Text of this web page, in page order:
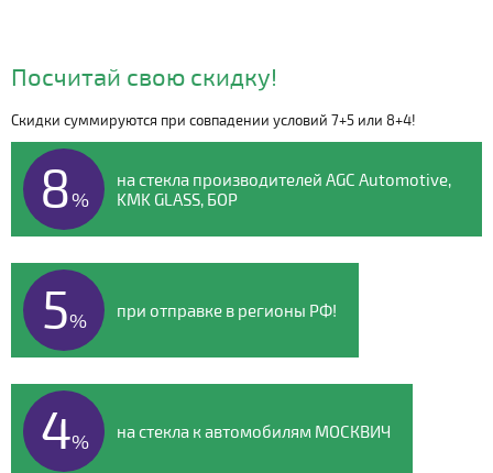
Видео о компании
Посчитай свою скидку!
Скидки суммируются при совпадении условий 7+5 или 8+4!
8%
на стекла производителей AGC Automotive,
KMK GLASS, БОР
5% при отправке в регионы РФ!
4% на стекла к автомобилям МОСКВИЧ